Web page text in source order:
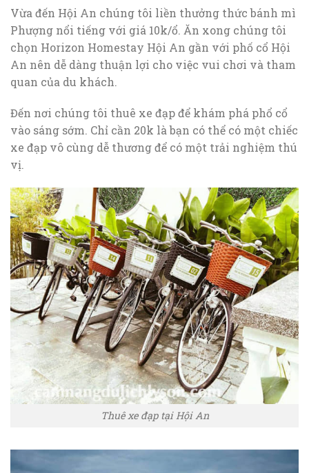
Vừa đến Hội An chúng tôi liền thưởng thức bánh mì
Phượng nổi tiếng với giá 10k/ổ. Ăn xong chúng tôi
chọn Horizon Homestay Hội An gần với phố cổ Hội
An nên dễ dàng thuận lợi cho việc vui chơi và tham
quan của du khách.
Đến nơi chúng tôi thuê xe đạp để khám phá phổ cổ
vào sáng sớm. Chỉ cần 20k là bạn có thể có một chiếc
xe đạp vô cùng dễ thương để có một trải nghiệm thú
vị.
Thuê xe đạp tại Hội An